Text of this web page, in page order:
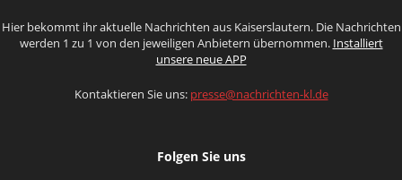
Hier bekommt ihr aktuelle Nachrichten aus Kaiserslautern. Die Nachrichten
werden 1 zu 1 von den jeweiligen Anbietern übernommen. Installiert
unsere neue APP
Kontaktieren Sie uns: presse@nachrichten-kl.de
Folgen Sie uns